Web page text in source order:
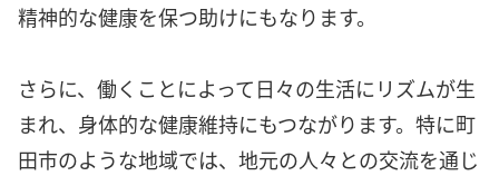
精神的な健康を保つ助けにもなります。
さらに、働くことによって日々の生活にリズムが生
まれ、身体的な健康維持にもつながります。特に町
田市のような地域では、地元の人々との交流を通じ